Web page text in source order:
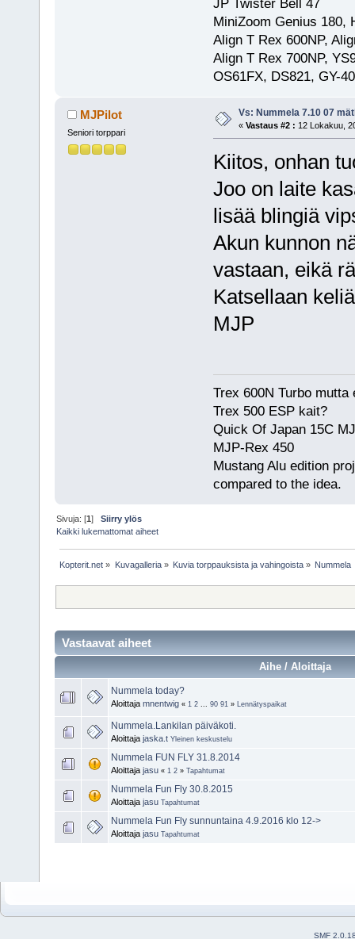
JP Twister Bell 47
MiniZoom Genius 180,
Align T Rex 600NP,
Align T Rex 700NP,
OS61FX, DS821, GY-
MJPilot
Seniori torppari
Vs: Nummela 7.10 07
« Vastaus #2 : 12 Lokakuu,
Kiitos, onhan
Joo on laite
lisää blingiä
Akun kunnon
vastaan, eikä
Katsellaan
MJP
Trex 600N Turbo
Trex 500 ESP kait?
Quick Of Japan 15C
MJP-Rex 450
Mustang Alu edition
compared to the idea.
Sivuja: [1]Siirry ylös
Kaikki lukemattomat aiheet
Kopterit.net » Kuvagalleria» Kuvia torppauksista ja vahingoista» Nummela
Vastaavat aiheet
Aihe / Aloittaja
Nummela today?
Aloittaja mnentwig « 1 2 ... 90 91 » Lennätyspaikat
Nummela.Lankilan päiväkoti.
Aloittaja jaska.t Yleinen keskustelu
Nummela FUN FLY 31.8.2014
Aloittaja jasu « 1 2 » Tapahtumat
Nummela Fun Fly 30.8.2015
Aloittaja jasu Tapahtumat
Nummela Fun Fly sunnuntaina 4.9.2016 klo 12->
Aloittaja jasu Tapahtumat
SMF